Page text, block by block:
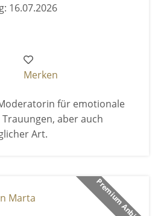
16.07.2026
Merken
für emotionale
aber auch
Art.
Premium Anbieter